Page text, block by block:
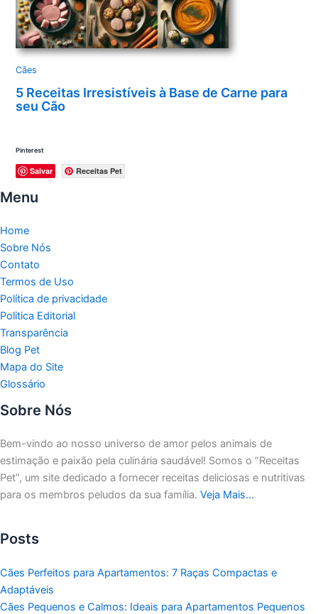
Cães
5 Receitas Irresistíveis à Base de Carne para
seu Cão
Pinterest
Salvar Receitas Pet
Menu
Home
Sobre Nós
Contato
Termos de Uso
Política de privacidade
Politica Editorial
Transparência
Blog Pet
Mapa do Site
Glossário
Sobre Nós
Bem-vindo ao nosso universo de amor pelos animais de
estimação e paixão pela culinária saudável! Somos o “Receitas
Pet”, um site dedicado a fornecer receitas deliciosas e nutritivas
para os membros peludos da sua família. Veja Mais…
Posts
Cães Perfeitos para Apartamentos: 7 Raças Compactas e
Adaptáveis
Cães Pequenos e Calmos: Ideais para Apartamentos Pequenos